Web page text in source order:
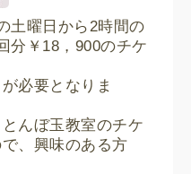
日から2時間の
分￥18，900のチケ
りま
室のチケ
、興味のある方